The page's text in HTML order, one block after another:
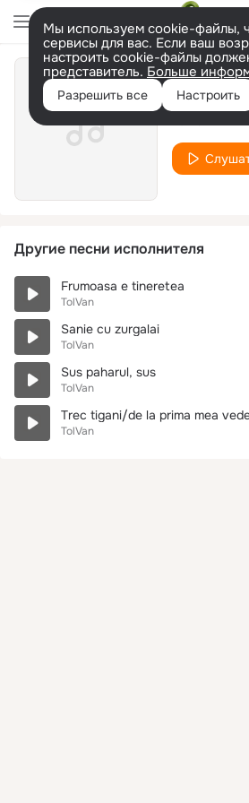
Мы используем cookie-файлы,
сервисы для вас. Если ваш
настроить cookie-файлы
представитель. Больше
Разрешить все Настроить
usca-
Другие песни исполнителя
Frumoasa e tineretea
TolVan
Sanie cu zurgalai
TolVan
Sus paharul, sus
TolVan
Trec tigani/de la prima mea
TolVan